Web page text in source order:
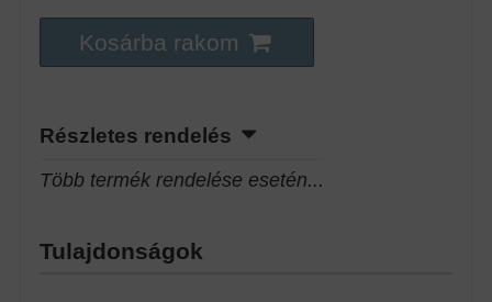
Kosárba rakom
Részletes rendelés
Több termék rendelése esetén...
Tulajdonságok